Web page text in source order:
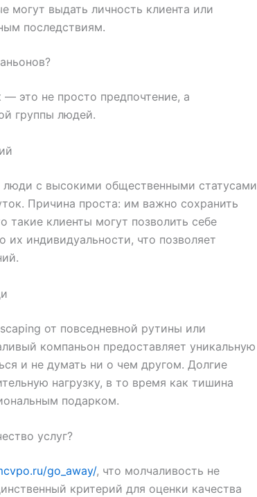
могут выдать личность клиента или
последствиям.
это не просто предпочтение, а
группы людей.
люди с высокими общественными статусами
Причина проста: им важно сохранить
такие клиенты могут позволить себе
их индивидуальности, что позволяет
от повседневной рутины или
компаньон предоставляет уникальную
и не думать ни о чем другом. Долгие
нагрузку, в то время как тишина
подарком.
услуг?
go_away/, что молчаливость не
критерий для оценки качества